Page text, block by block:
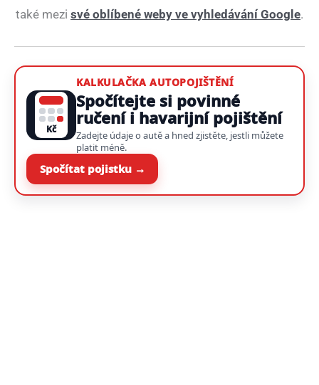
také mezi své oblíbené weby ve vyhledávání Google.
Kč
KALKULAČKA AUTOPOJIŠTĚNÍ
Spočítejte si povinné
ručení i havarijní pojištění
Zadejte údaje o autě a hned zjistěte, jestli můžete
platit méně.
Spočítat pojistku →